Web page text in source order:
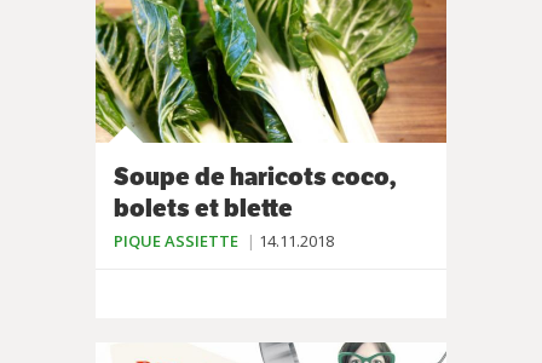
Soupe de haricots coco,
bolets et blette
PIQUE ASSIETTE 14.11.2018